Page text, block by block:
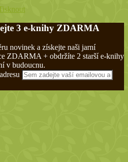
3 e-knihy ZDARMA
novinek a získejte naši jarní
ZDARMA + obdržíte 2 starší e-knihy
v budoucnu.